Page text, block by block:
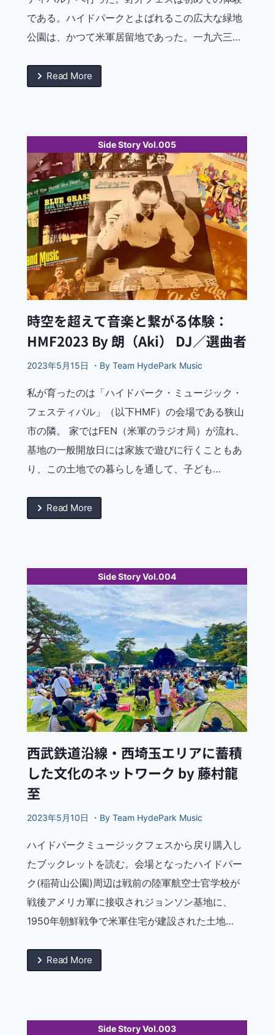
である。ハイドパークとよばれるこの広大な緑地
公園は、かつて米軍居留地であった。一九六三…
Read More
Side Story Vol.005
時空を超えて音楽と繋がる体験：
HMF2023 By 朗（Aki） DJ／選曲者
2023年5月15日 ・By Team HydePark Music
私が育ったのは「ハイドパーク・ミュージック・
フェスティバル」（以下HMF）の会場である狭山
市の隣。 家ではFEN（米軍のラジオ局）が流れ、
基地の一般開放日には家族で遊びに行くこともあ
り、この土地での暮らしを通して、子ども…
Read More
Side Story Vol.004
西武鉄道沿線・西埼玉エリアに蓄積
した文化のネットワーク by 藤村龍
至
2023年5月10日 ・By Team HydePark Music
ハイドパークミュージックフェスから戻り購入し
たブックレットを読む。会場となったハイドパー
ク(稲荷山公園)周辺は戦前の陸軍航空士官学校が
戦後アメリカ軍に接収されジョンソン基地に、
1950年朝鮮戦争で米軍住宅が建設された土地…
Read More
Side Story Vol.003